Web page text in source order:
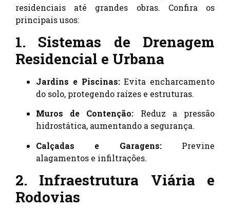
residenciais até grandes obras. Confira os
principais usos:
1. Sistemas de Drenagem
Residencial e Urbana
Jardins e Piscinas:Evita encharcamento
do solo, protegendo raízes e estruturas.
Muros de Contenção: Reduz a pressão
hidrostática, aumentando a segurança.
Calçadas e Garagens:Previne
alagamentos e infiltrações.
2. Infraestrutura Viária e
Rodovias